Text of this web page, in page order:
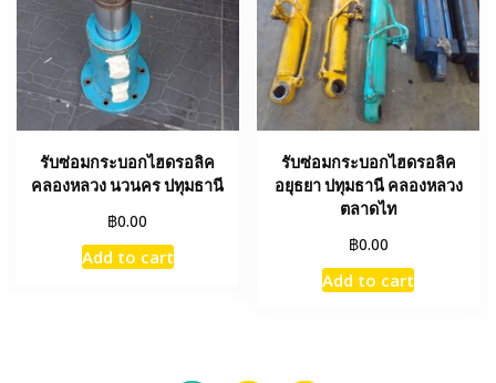
รับซ่อมกระบอกไฮดรอลิค
คลองหลวง นวนคร ปทุมธานี
฿0.00
Add to cart
รับซ่อมกระบอกไฮดรอลิค
อยุธยา ปทุมธานี คลองหลวง
ตลาดไท
฿0.00
Add to cart